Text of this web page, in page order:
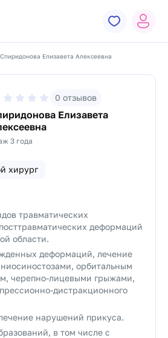
Спиридонова Елизавета Алексеевна
0 отзывов
Елизавета
3 года
хирург
травматических
деформаций
области.
деформаций, лечение
орбитальным
черепно-лицевыми грыжами,
дистракционного
нарушений прикуса.
в том числе с